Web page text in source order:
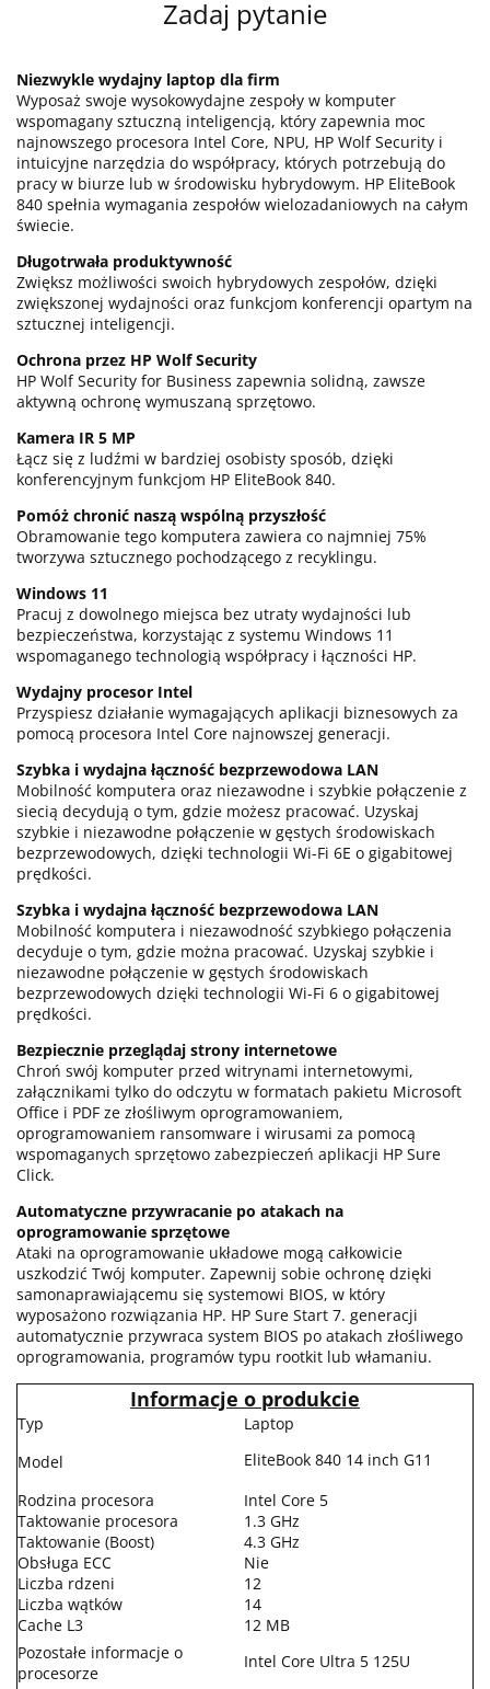
Zadaj pytanie
Niezwykle wydajny laptop dla firm
Wyposaż swoje wysokowydajne zespoły w komputer
wspomagany sztuczną inteligencją, który zapewnia moc
najnowszego procesora Intel Core, NPU, HP Wolf Security i
intuicyjne narzędzia do współpracy, których potrzebują do
pracy w biurze lub w środowisku hybrydowym. HP EliteBook
840 spełnia wymagania zespołów wielozadaniowych na całym
świecie.
Długotrwała produktywność
Zwiększ możliwości swoich hybrydowych zespołów, dzięki
zwiększonej wydajności oraz funkcjom konferencji opartym na
sztucznej inteligencji.
Ochrona przez HP Wolf Security
HP Wolf Security for Business zapewnia solidną, zawsze
aktywną ochronę wymuszaną sprzętowo.
Kamera IR 5 MP
Łącz się z ludźmi w bardziej osobisty sposób, dzięki
konferencyjnym funkcjom HP EliteBook 840.
Pomóż chronić naszą wspólną przyszłość
Obramowanie tego komputera zawiera co najmniej 75%
tworzywa sztucznego pochodzącego z recyklingu.
Windows 11
Pracuj z dowolnego miejsca bez utraty wydajności lub
bezpieczeństwa, korzystając z systemu Windows 11
wspomaganego technologią współpracy i łączności HP.
Wydajny procesor Intel
Przyspiesz działanie wymagających aplikacji biznesowych za
pomocą procesora Intel Core najnowszej generacji.
Szybka i wydajna łączność bezprzewodowa LAN
Mobilność komputera oraz niezawodne i szybkie połączenie z
siecią decydują o tym, gdzie możesz pracować. Uzyskaj
szybkie i niezawodne połączenie w gęstych środowiskach
bezprzewodowych, dzięki technologii Wi-Fi 6E o gigabitowej
prędkości.
Szybka i wydajna łączność bezprzewodowa LAN
Mobilność komputera i niezawodność szybkiego połączenia
decyduje o tym, gdzie można pracować. Uzyskaj szybkie i
niezawodne połączenie w gęstych środowiskach
bezprzewodowych dzięki technologii Wi-Fi 6 o gigabitowej
prędkości.
Bezpiecznie przeglądaj strony internetowe
Chroń swój komputer przed witrynami internetowymi,
załącznikami tylko do odczytu w formatach pakietu Microsoft
Office i PDF ze złośliwym oprogramowaniem,
oprogramowaniem ransomware i wirusami za pomocą
wspomaganych sprzętowo zabezpieczeń aplikacji HP Sure
Click.
Automatyczne przywracanie po atakach na
oprogramowanie sprzętowe
Ataki na oprogramowanie układowe mogą całkowicie
uszkodzić Twój komputer. Zapewnij sobie ochronę dzięki
samonaprawiającemu się systemowi BIOS, w który
wyposażono rozwiązania HP. HP Sure Start 7. generacji
automatycznie przywraca system BIOS po atakach złośliwego
oprogramowania, programów typu rootkit lub włamaniu.
Informacje o produkcie
Typ
Laptop
Model
EliteBook 840 14 inch G11
Rodzina procesora
Intel Core 5
Taktowanie procesora
1.3 GHz
Taktowanie (Boost)
4.3 GHz
Obsługa ECC
Nie
Liczba rdzeni
12
Liczba wątków
14
Cache L3
12 MB
Pozostałe informacje o
procesorze
Intel Core Ultra 5 125U